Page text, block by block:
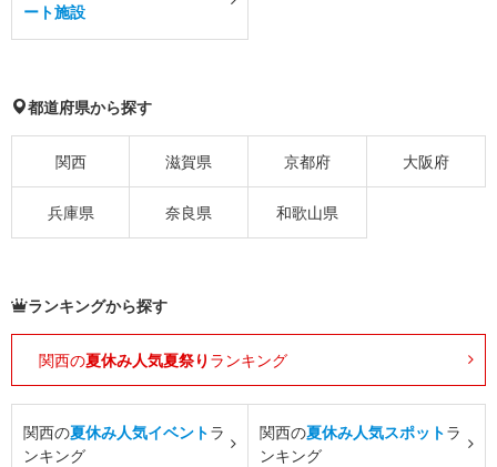
ート施設
都道府県から探す
関西 滋賀県 京都府 大阪府
兵庫県 奈良県 和歌山県
ランキングから探す
関西の夏休み人気夏祭り ランキング
関西の夏休み人気イベントラ
ンキング
関西の夏休み人気スポットラ
ンキング